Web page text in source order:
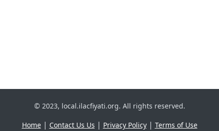
© 2023, local.ilacfiyati.org. All rights reserved.
Home| Contact Us Us | Privacy Policy| Terms of Use